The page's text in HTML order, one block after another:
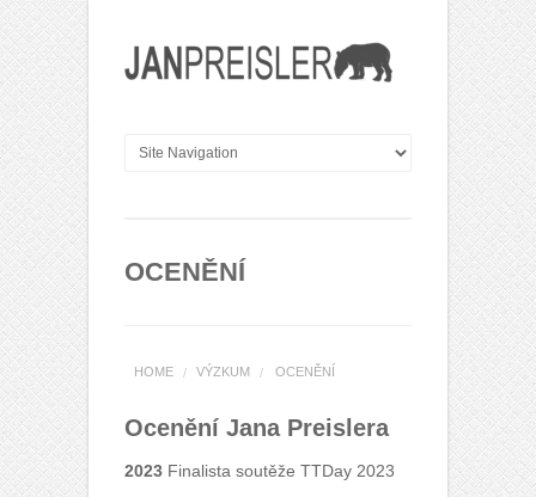
OCENĚNÍ
HOME / VÝZKUM / OCENĚNÍ
Ocenění Jana Preislera
2023 Finalista soutěže TTDay 2023